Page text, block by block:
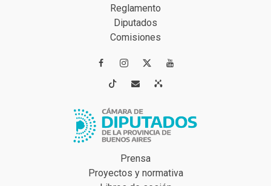
Reglamento
Diputados
Comisiones
 
 
Prensa
Proyectos y normativa